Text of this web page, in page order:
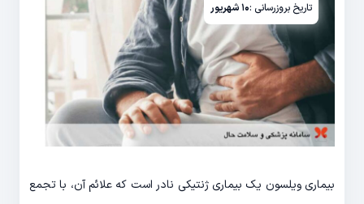
تاریخ بروزرسانی :۱۰ شهریور
بیماری ویلسون یک بیماری ژنتیکی نادر است که علائم آن، با تجمع